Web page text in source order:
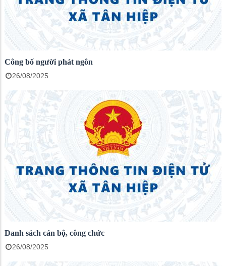
Công bố người phát ngôn
26/08/2025
Danh sách cán bộ, công chức
26/08/2025